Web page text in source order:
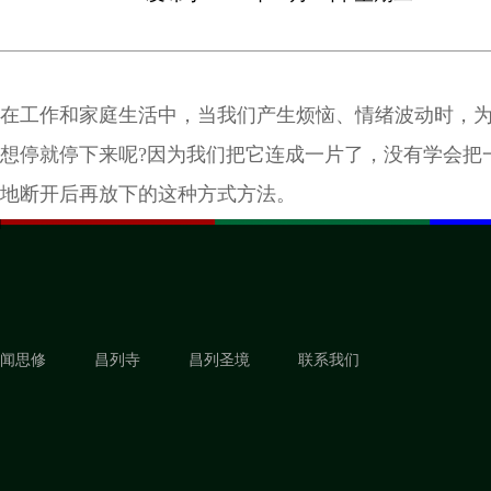
在工作和家庭生活中，当我们产生烦恼、情绪波动时，
想停就停下来呢?因为我们把它连成一片了，没有学会把
地断开后再放下的这种方式方法。
闻思修 昌列寺 昌列圣境 联系我们